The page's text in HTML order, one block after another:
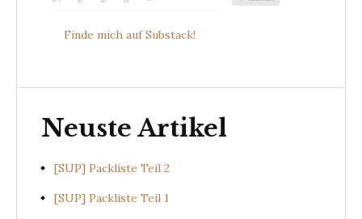
Finde mich auf Substack!
Neuste Artikel
[SUP] Packliste Teil 2
[SUP] Packliste Teil 1